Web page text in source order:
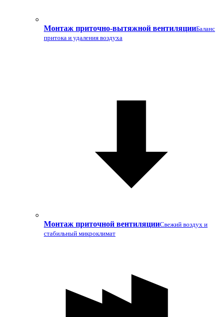
Монтаж приточно-вытяжной вентиляцииБаланс
притока и удаления воздуха
Монтаж приточной вентиляцииСвежий воздух и
стабильный микроклимат